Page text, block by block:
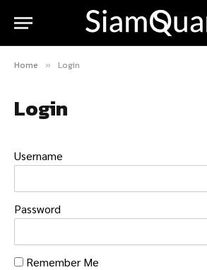
Home » Login
Login
Username
Password
Remember Me